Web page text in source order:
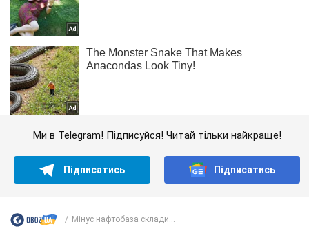
Ми в Telegram! Підписуйся! Читай тільки найкраще!
Підписатись Підписатись
Мінус нафтобаза склади...